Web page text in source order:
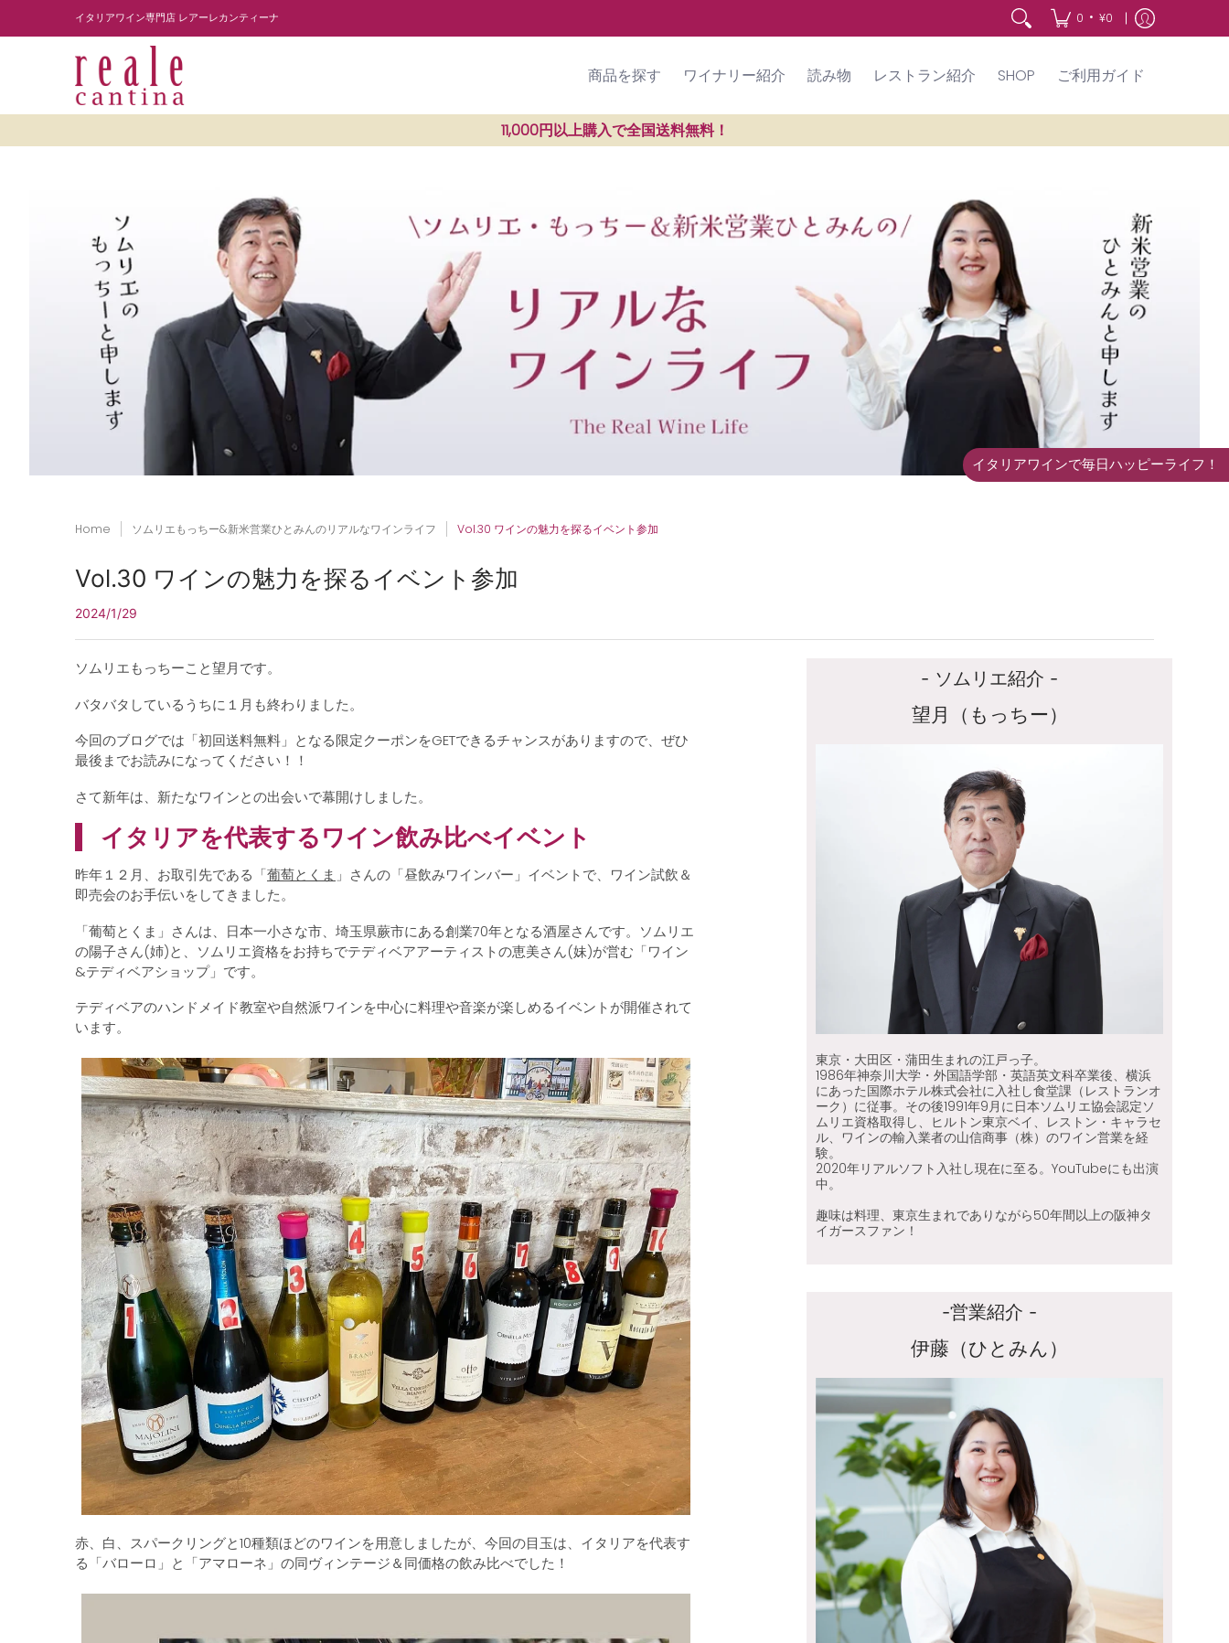
Skip to Main Content商品を探す
イタリアワイン専門店 レアーレカンティーナ 0 • ¥0
商品を探す ワイナリー紹介 読み物 レストラン紹介 SHOP ご利用ガイド
11,000円以上購入で全国送料無料！
イタリアワインで毎日ハッピーライフ！
Home ソムリエもっちー&新米営業ひとみんのリアルなワインライフ Vol.30 ワインの魅力を探るイベント参加
Vol.30 ワインの魅力を探るイベント参加
2024/1/29
ソムリエもっちーこと望月です。
バタバタしているうちに１月も終わりました。
今回のブログでは「初回送料無料」となる限定クーポンをGETできるチャンスがありますので、ぜひ
最後までお読みになってください！！
さて新年は、新たなワインとの出会いで幕開けしました。
イタリアを代表するワイン飲み比べイベント
昨年１２月、お取引先である「葡萄とくま 」さんの「昼飲みワインバー」イベントで、ワイン試飲＆
即売会のお手伝いをしてきました。
「葡萄とくま」さんは、日本一小さな市、埼玉県蕨市にある創業70年となる酒屋さんです。ソムリエ
の陽子さん(姉)と、ソムリエ資格をお持ちでテディベアアーティストの恵美さん(妹)が営む「ワイン
&テディベアショップ」です。
テディベアのハンドメイド教室や自然派ワインを中心に料理や音楽が楽しめるイベントが開催されて
います。
赤、白、スパークリングと10種類ほどのワインを用意しましたが、今回の目玉は、イタリアを代表す
る「バローロ」と「アマローネ」の同ヴィンテージ＆同価格の飲み比べでした！
- ソムリエ紹介 -
望月（もっちー）
東京・大田区・蒲田生まれの江戸っ子。
1986年神奈川大学・外国語学部・英語英文科卒業後、横浜
にあった国際ホテル株式会社に入社し食堂課（レストランオ
ーク）に従事。その後1991年9月に日本ソムリエ協会認定ソ
ムリエ資格取得し、ヒルトン東京ベイ、レストン・キャラセ
ル、ワインの輸入業者の山信商事（株）のワイン営業を経
験。
2020年リアルソフト入社し現在に至る。YouTubeにも出演
中。
趣味は料理、東京生まれでありながら50年間以上の阪神タ
イガースファン！
-営業紹介 -
伊藤（ひとみん）